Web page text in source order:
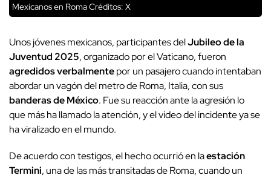
Mexicanos en RomaCréditos: X
Unos jóvenes mexicanos, participantes delJubileo de la
Juventud 2025, organizado por el Vaticano, fueron
agredidos verbalmentepor un pasajero cuando intentaban
abordar un vagón del metro de Roma, Italia, con sus
banderas de México. Fue su reacción ante la agresión lo
que más ha llamado la atención, y el video del incidente ya se
ha viralizado en el mundo.
De acuerdo con testigos, el hecho ocurrió en laestación
Termini, una de las más transitadas de Roma, cuando un